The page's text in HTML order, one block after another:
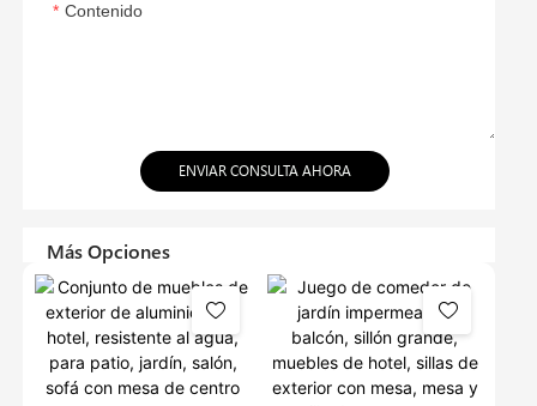
Contenido
ENVIAR CONSULTA AHORA
Más Opciones